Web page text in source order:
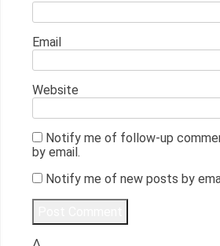
Email
Website
Notify me of follow-up
by email.
Notify me of new posts by